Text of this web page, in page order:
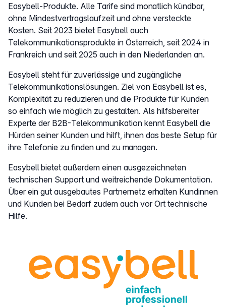
Easybell-Produkte. Alle Tarife sind monatlich kündbar,
ohne Mindestvertragslaufzeit und ohne versteckte
Kosten. Seit 2023 bietet Easybell auch
Telekommunikationsprodukte in Österreich, seit 2024 in
Frankreich und seit 2025 auch in den Niederlanden an.
Easybell steht für zuverlässige und zugängliche
Telekommunikationslösungen. Ziel von Easybell ist es,
Komplexität zu reduzieren und die Produkte für Kunden
so einfach wie möglich zu gestalten. Als hilfsbereiter
Experte der B2B-Telekommunikation kennt Easybell die
Hürden seiner Kunden und hilft, ihnen das beste Setup für
ihre Telefonie zu finden und zu managen.
Easybell bietet außerdem einen ausgezeichneten
technischen Support und weitreichende Dokumentation.
Über ein gut ausgebautes Partnernetz erhalten Kundinnen
und Kunden bei Bedarf zudem auch vor Ort technische
Hilfe.